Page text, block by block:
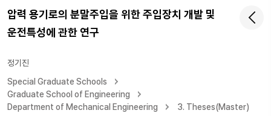
압력 용기로의 분말주입을 위한 주입장치 개발 및
운전특성에 관한 연구
정기진
Special Graduate Schools
Graduate School of Engineering
Department of Mechanical Engineering
3. Theses(Master)